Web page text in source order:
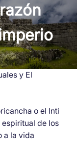
y El
o el Inti
espiritual de los
a la vida